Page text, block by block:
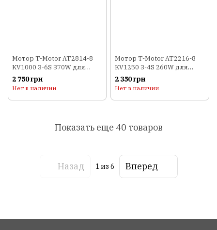
Мотор T-Motor AT2814-8
KV1000 3-6S 370W для
самолетов
2 750 грн
Нет в наличии
Мотор T-Motor AT2216-8
KV1250 3-4S 260W для
самолетов
2 350 грн
Нет в наличии
Показать еще 40 товаров
Назад 1из 6 Вперед